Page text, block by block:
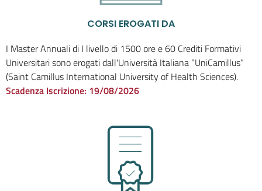
CORSI EROGATI DA
I Master Annuali di I livello di 1500 ore e 60 Crediti Formativi
Universitari sono erogati dall'Università Italiana “UniCamillus”
(Saint Camillus International University of Health Sciences).
Scadenza Iscrizione: 19/08/2026